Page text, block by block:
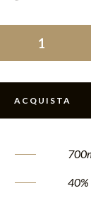
ACQUISTA
40%